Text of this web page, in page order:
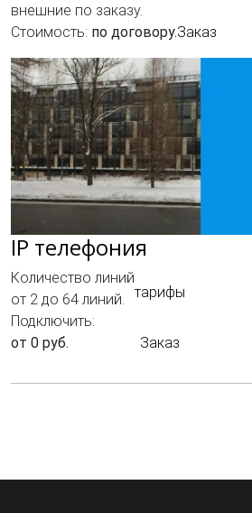
внешние по заказу.
Стоимость: по договору.Заказ
IP телефония
Количество линий
от 2 до 64 линий.
Подключить:
от 0 руб.
тарифы
Заказ